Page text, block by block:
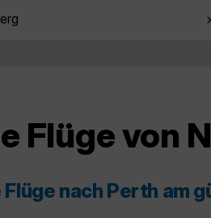
Flüge von
Flüge nach Perth am